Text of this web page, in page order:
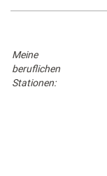
Meine
beruflichen
Stationen: